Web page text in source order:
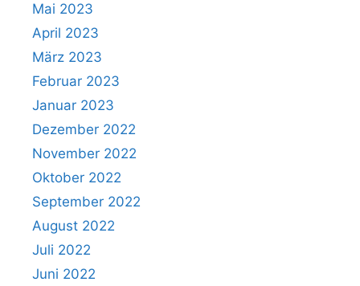
Mai 2023
April 2023
März 2023
Februar 2023
Januar 2023
Dezember 2022
November 2022
Oktober 2022
September 2022
August 2022
Juli 2022
Juni 2022